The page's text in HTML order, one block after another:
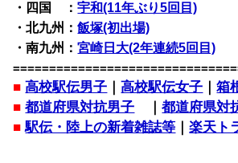
・四国 ：宇和(11年ぶり5回目)
・北九州：飯塚(初出場)
・南九州：宮崎日大(2年連続5回目)
■ 高校駅伝男子 ｜高校駅伝女子 ｜箱
■ 都道府県対抗男子 ｜都道府県対
■ 駅伝・陸上の新着雑誌等 ｜楽天ト